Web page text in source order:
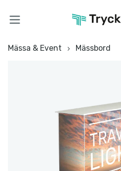
Mässa & Event Mässbord